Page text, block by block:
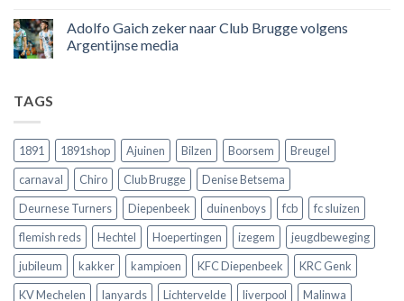
zijn
land
scoort
Engeland
nog
eens
!!
op
Wie
is
de
Europese
velden
Adolfo Gaich zeker naar Club Brugge volgens
Argentijnse media
Club
Brugge
volgens
Argentijnse
media
TAGS
1891 1891shop Ajuinen Bilzen Boorsem
Breugel
carnaval
Chiro Club Brugge
Denise Betsema
Deurnese Turners
Diepenbeek duinenboys fcb
fc sluizen
flemish reds
Hechtel Hoepertingen izegem
jeugdbeweging
jubileum
kakker kampioen KFC Diepenbeek
KRC Genk
KV Mechelen
lanyards Lichtervelde liverpool
Malinwa